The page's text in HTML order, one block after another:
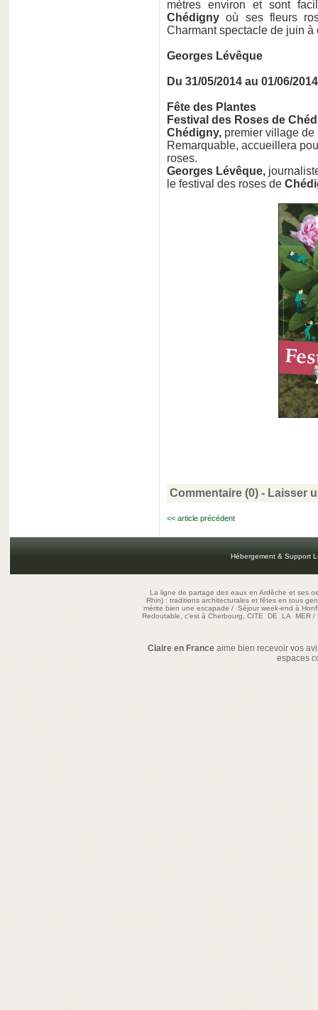
mètres environ et sont
Chédigny où ses fleurs
Charmant spectacle de juin à
Georges Lévêque
Du 31/05/2014 au 01/06/2014
Fête des Plantes
Festival des Roses de
Chédigny, premier village
Remarquable, accueillera
roses.
Georges Lévêque,
le festival des roses de
Commentaire (0) - Laisser
<< article précédent
Hébergement & Support
La ligne de partage des eaux en Ardèche et ses
Rhin) : traditions architecturales et fêtes en tous
mérite bien une escapade/Séjour week-end à
Redoutable, c'est à Cherbourg, CITE DE LA MER/
Claire en Franceaime bien recevoir vos
espaces